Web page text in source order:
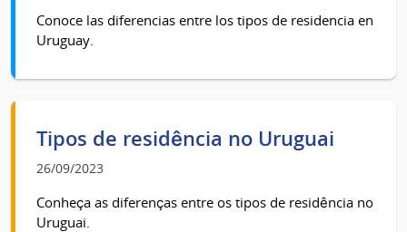
Conoce las diferencias entre los tipos de residencia en
Uruguay.
Tipos de residência no Uruguai
26/09/2023
Conheça as diferenças entre os tipos de residência no
Uruguai.